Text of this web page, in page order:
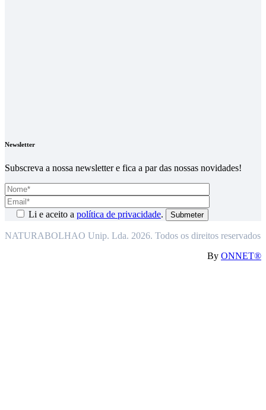
Newsletter
Subscreva a nossa newsletter e fica a par das nossas novidades!
Li e aceito a política de privacidade.
NATURABOLHAO Unip. Lda. 2026. Todos os direitos reservados
By ONNET®